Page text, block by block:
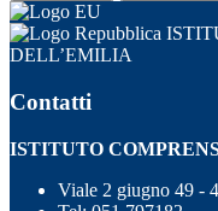
DELL’EMILIA
Contatti
ISTITUTO
Viale 2 giugno 49 -